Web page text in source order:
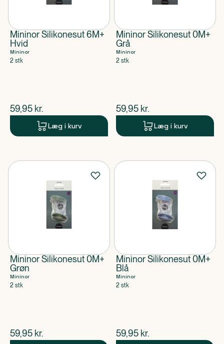
Mininor Silikonesut 6M+
Hvid
Mininor
2 stk
$nuværende pris
59,95 kr.
Læg i kurv
Mininor Silikonesut 0M+
Grå
Mininor
2 stk
$nuværende pris
59,95 kr.
Læg i kurv
Mininor Silikonesut 0M+
Grøn
Mininor
2 stk
$nuværende pris
59,95 kr.
Mininor Silikonesut 0M+
Blå
Mininor
2 stk
$nuværende pris
59,95 kr.